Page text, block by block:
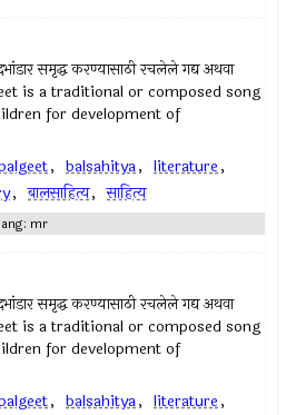
समृद्ध करण्यासाठी रचलेले गद्य अथवा
is a traditional or composed song
for development of
, balsahitya, literature,
, बालसाहित्य, साहित्य
mr
समृद्ध करण्यासाठी रचलेले गद्य अथवा
is a traditional or composed song
for development of
, balsahitya, literature,